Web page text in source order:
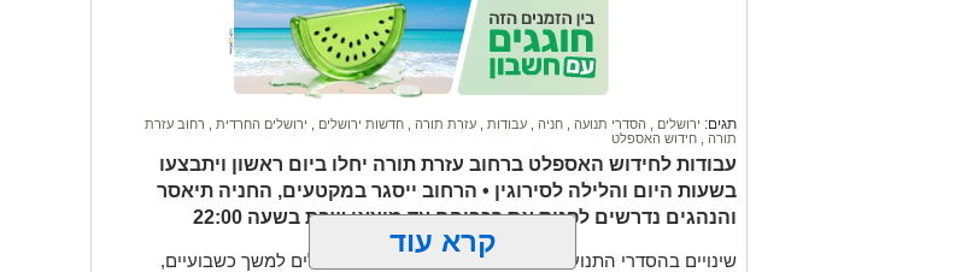
תגים: ירושלים הסדרי תנועה חניה עבודות עזרת תורה חדשות ירושלים ירושלים החרדית
רחוב עזרת
תורה
חידוש האספלט
עבודות לחידוש האספלט ברחוב עזרת תורה יחלו ביום ראשון ויתבצעו
בשעות היום והלילה לסירוגין • הרחוב ייסגר במקטעים, החניה תיאסר
והנהגים נדרשים לפנות את רכביהם עד מוצאי שבת בשעה 22:00
שינויים בהסדרי התנועה צפויים ברחוב
בירושלים למשך כשבועיים,
קרא עוד